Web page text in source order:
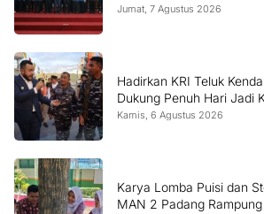
Jumat, 7 Agustus 2026
Hadirkan KRI Teluk
Dukung Penuh Hari Jadi
Kamis, 6 Agustus 2026
Karya Lomba Puisi dan
MAN 2 Padang